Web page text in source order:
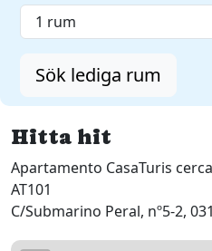
Sök lediga rum
Hitta hit
Apartamento CasaTuris
AT101
C/Submarino Peral, nº5-2,